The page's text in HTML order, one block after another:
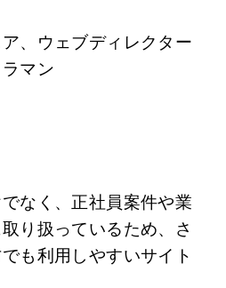
、ウェブディレクター
マン
なく、正社員案件や業
り扱っているため、さ
も利用しやすいサイト